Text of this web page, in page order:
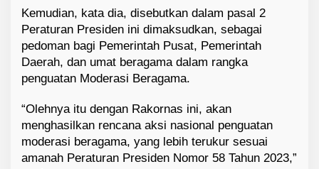
Kemudian, kata dia, disebutkan dalam pasal 2
Peraturan Presiden ini dimaksudkan, sebagai
pedoman bagi Pemerintah Pusat, Pemerintah
Daerah, dan umat beragama dalam rangka
penguatan Moderasi Beragama.
“Olehnya itu dengan Rakornas ini, akan
menghasilkan rencana aksi nasional penguatan
moderasi beragama, yang lebih terukur sesuai
amanah Peraturan Presiden Nomor 58 Tahun 2023,”